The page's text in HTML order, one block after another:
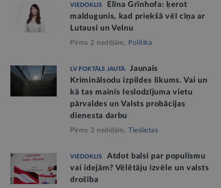
VIEDOKLIS
Elīna Grīnhofa: ķerot
maldugunis, kad priekšā vēl cīņa ar
Lutausi un Velnu
Pirms 2 nedēļām, Politika
LV PORTĀLS JAUTĀ
Jaunais
Kriminālsodu izpildes likums. Vai un
kā tas mainīs Ieslodzījuma vietu
pārvaldes un Valsts probācijas
dienesta darbu
Pirms 3 nedēļām, Tieslietas
VIEDOKLIS
Atdot balsi par populismu
vai idejām? Vēlētāju izvēle un valsts
drošība